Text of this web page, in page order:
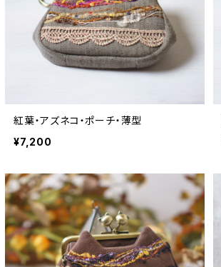
紅葉・アズネコ・ポーチ・薄型
¥7,200